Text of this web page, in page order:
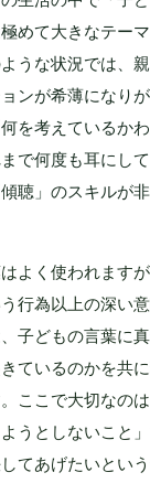
めて大きなテー
うな状況では、
ンが希薄になり
を考えているか
で何度も耳にし
聴」のスキルが
よく使われます
行為以上の深い
子どもの言葉に
ているのかを共
ここで大切なの
うとしないこと
てあげたいとい